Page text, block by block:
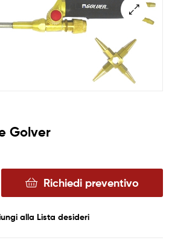
Golver
Richiedi preventivo
alla Lista desideri